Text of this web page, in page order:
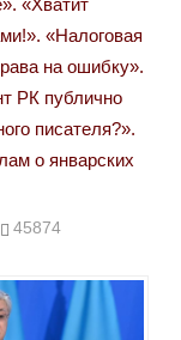
«Налоговая
на ошибку».
РК публично
писателя?».
о январских
45874